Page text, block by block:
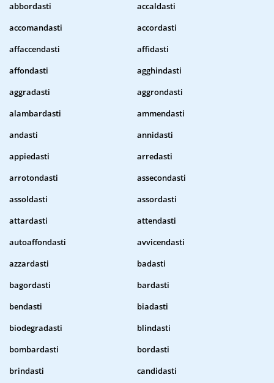
abbordasti
accaldasti
accomandasti
accordasti
affaccendasti
affidasti
affondasti
agghindasti
aggradasti
aggrondasti
alambardasti
ammendasti
andasti
annidasti
appiedasti
arredasti
arrotondasti
assecondasti
assoldasti
assordasti
attardasti
attendasti
autoaffondasti
avvicendasti
azzardasti
badasti
bagordasti
bardasti
bendasti
biadasti
biodegradasti
blindasti
bombardasti
bordasti
brindasti
candidasti